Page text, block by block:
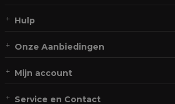
Hulp
Onze Aanbiedingen
Mijn account
Service en Contact